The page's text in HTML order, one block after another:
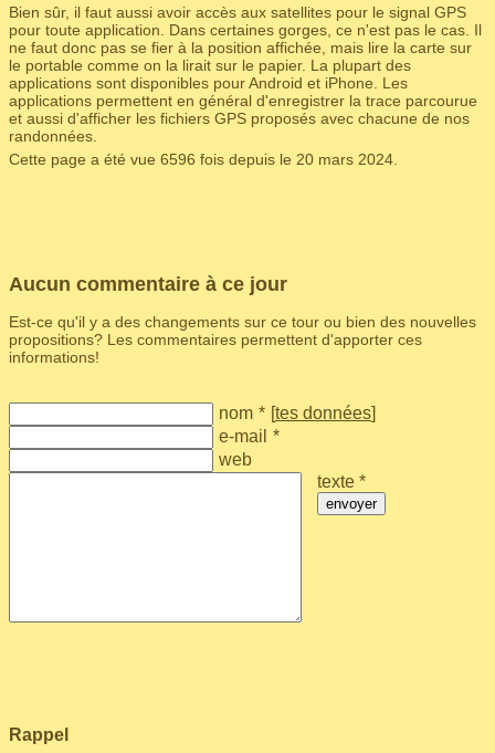
Bien sûr, il faut aussi avoir accès aux satellites pour le signal GPS
pour toute application. Dans certaines gorges, ce n'est pas le cas. Il
ne faut donc pas se fier à la position affichée, mais lire la carte sur
le portable comme on la lirait sur le papier. La plupart des
applications sont disponibles pour Android et iPhone. Les
applications permettent en général d'enregistrer la trace parcourue
et aussi d'afficher les fichiers GPS proposés avec chacune de nos
randonnées.
Cette page a été vue 6596 fois depuis le 20 mars 2024.
Aucun commentaire à ce jour
Est-ce qu'il y a des changements sur ce tour ou bien des nouvelles
propositions? Les commentaires permettent d'apporter ces
informations!
nom * [tes données]
e-mail *
web
texte *
envoyer
Rappel